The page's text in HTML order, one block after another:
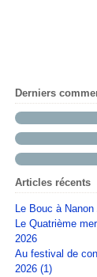
Derniers
Articles récents
Le Bouc à
Le Quatrième
2026
Au festival de
2026 (1)